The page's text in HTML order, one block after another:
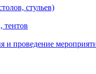
стульев)
тентов
и проведение